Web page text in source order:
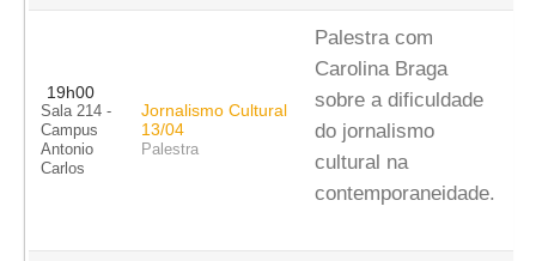
19h00
Sala 214 -
Campus
Antonio
Carlos
Jornalismo Cultural
13/04
Palestra
Palestra com
Carolina Braga
sobre a dificuldade
do jornalismo
cultural na
contemporaneidade.